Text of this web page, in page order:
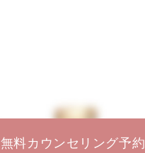
無料カウンセリング予約